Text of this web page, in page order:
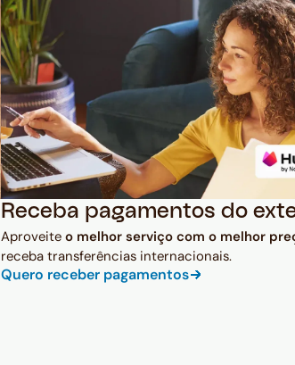
Receba pagamentos do
Aproveiteo melhor serviço com o melhor
receba transferências internacionais.
Quero receber pagamentos